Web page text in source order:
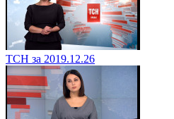
ТСН за 2019.12.26